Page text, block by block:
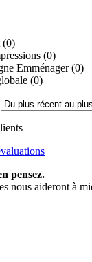
(0)
(0)
Emménager (0)
(0)
pensez.
nous aideront à